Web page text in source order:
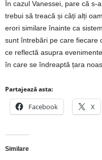
În cazul Vanessei, pare că s-
trebui să treacă și câți alți
erori similare înainte ca
sunt întrebări pe care fiecare
ce reflectă asupra
în care se îndreaptă țara
Partajează asta:
Facebook X
Similare